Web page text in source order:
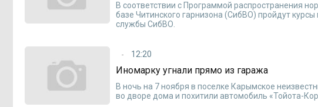
В соответствии с Программой распространения
базе Читинского гарнизона (СибВО) пройдут
службы СибВО.
12:20
Иномарку угнали прямо из гаража
В ночь на 7 ноября в поселке Карымское
во дворе дома и похитили автомобиль «Тойота-